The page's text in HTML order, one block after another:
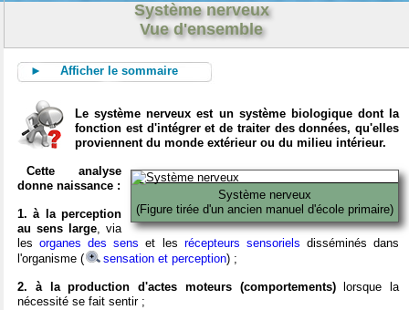
Système nerveux
Vue d'ensemble
► Afficher le sommaire
Le système nerveux est un système biologique dont la
fonction est d'intégrer et de traiter des données, qu'elles
proviennent du monde extérieur ou du milieu intérieur.
Système nerveux
(Figure tirée d'un ancien manuel d'école primaire)
Cette analyse
donne naissance :
1. à la perception
au sens large, via
lesorganes des sens et les récepteurs sensoriels disséminés dans
l'organisme (
sensation et perception) ;
2. à la production d'actes moteurs (comportements)lorsque la
nécessité se fait sentir ;